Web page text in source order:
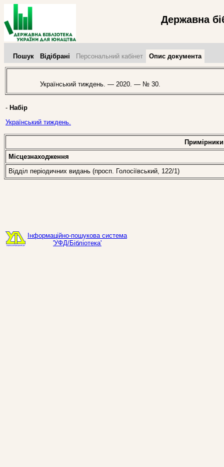
Державна
Пошук Відібрані Персональний кабінет Опис документа
Український тиждень. — 2020. — № 30.
- Набір
Український тиждень.
Примірники
Місцезнаходження
Відділ періодичних видань (просп. Голосіївський, 122/1)
Інформаційно-пошукова система
'УФД/Бібліотека'